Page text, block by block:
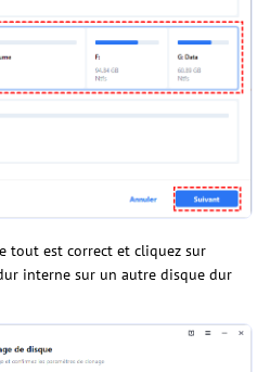
tout est correct et cliquez sur
interne sur un autre disque dur